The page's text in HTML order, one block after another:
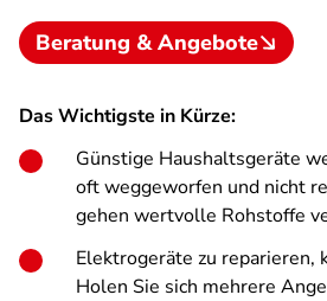
Beratung & Angebote
Das Wichtigste in Kürze:
Günstige Haushaltsgeräte
oft weggeworfen und nicht
gehen wertvolle Rohstoffe
Elektrogeräte zu reparieren,
Holen Sie sich mehrere